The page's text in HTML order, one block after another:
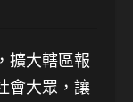
擴大轄區報
會大眾，讓